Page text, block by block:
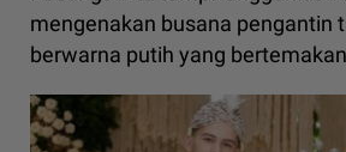
mengenakan busana pengantin
berwarna putih yang